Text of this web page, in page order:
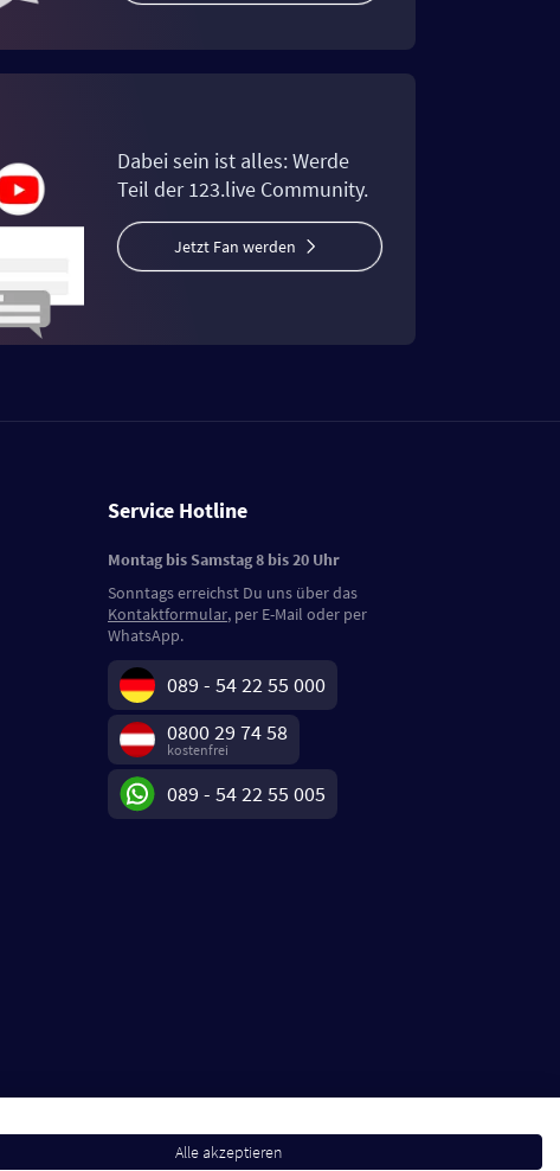
Dabei sein ist alles: Werde
Teil der 123.live Community.
Jetzt Fan werden
Service Hotline
Montag bis Samstag 8 bis 20 Uhr
Sonntags erreichst Du uns über das
Kontaktformular, per E-Mail oder per
WhatsApp.
089 - 54 22 55 000
0800 29 74 58
kostenfrei
089 - 54 22 55 005
Alle akzeptieren